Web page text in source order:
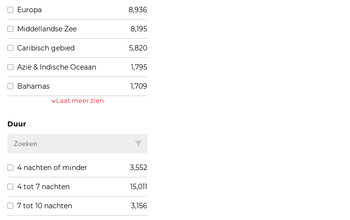
Europa 8,936
Middellandse Zee 8,195
Caribisch gebied 5,820
Azië & Indische Oceaan 1,795
Bahamas 1,709
Laat meer zien
Duur
4 nachten of minder 3,552
4 tot 7 nachten 15,011
7 tot 10 nachten 3,156